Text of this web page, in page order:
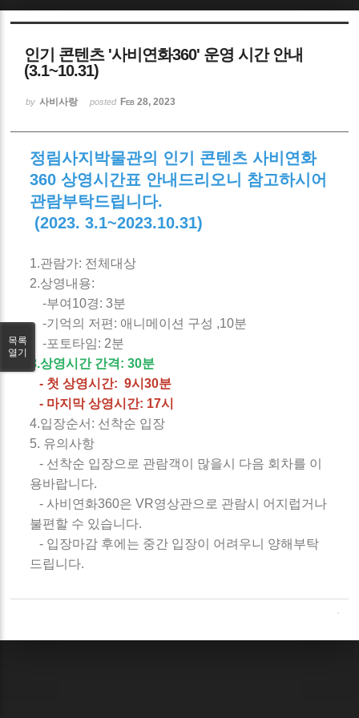
인기 콘텐츠 '사비연화360' 운영 시간 안내
(3.1~10.31)
by 사비사랑 posted Feb 28, 2023
정림사지박물관의 인기 콘텐츠 사비연화
360 상영시간표 안내드리오니 참고하시어
관람부탁드립니다.
(2023. 3.1~2023.10.31)
1.관람가: 전체대상
2.상영내용:
-부여10경: 3분
-기억의 저편: 애니메이션 구성 ,10분
-포토타임: 2분
3.상영시간 간격: 30분
- 첫 상영시간: 9시30분
- 마지막 상영시간: 17시
4.입장순서: 선착순 입장
5. 유의사항
- 선착순 입장으로 관람객이 많을시 다음 회차를 이
용바랍니다.
- 사비연화360은 VR영상관으로 관람시 어지럽거나
불편할 수 있습니다.
- 입장마감 후에는 중간 입장이 어려우니 양해부탁
드립니다.
목록
열기
Sketchbook5, 스케치북5
Sketchbook5, 스케치북5